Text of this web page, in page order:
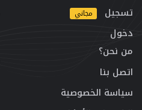
تسجيل مجاني
دخول
من نحن؟
اتصل بنا
سياسة الخصوصية